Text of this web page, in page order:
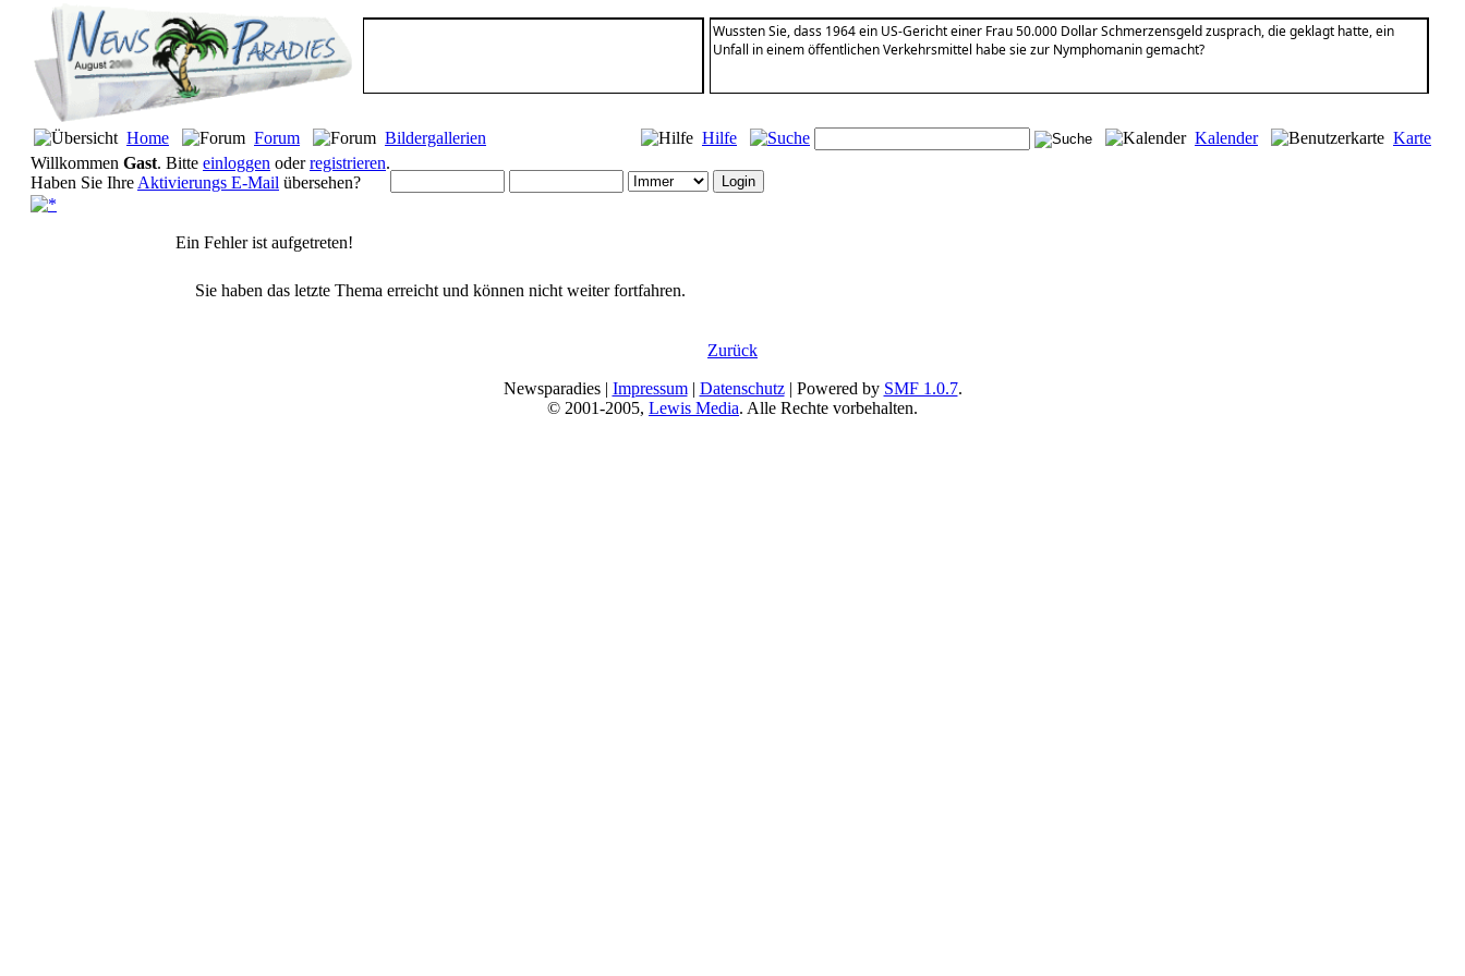
Wussten Sie, dass 1964 ein US-Gericht einer Frau 50.000 Dollar Schmerzensgeld zusprach, die geklagt hatte, ein
Unfall in einem öffentlichen Verkehrsmittel habe sie zur Nymphomanin gemacht?
Home Forum Bildergallerien Hilfe Kalender
Karte
Willkommen Gast. Bitte einloggen oderregistrieren.
Haben Sie Ihre Aktivierungs E-Mail übersehen?
Ein Fehler ist aufgetreten!
Sie haben das letzte Thema erreicht und können nicht weiter fortfahren.
Zurück
Newsparadies | Impressum| Datenschutz| Powered by SMF 1.0.7.
© 2001-2005, Lewis Media. Alle Rechte vorbehalten.